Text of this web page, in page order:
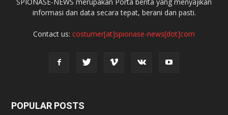
informasi dan data secara tepat, berani dan pasti.
Contact us: costumer[at]spionase-news[dot]com
POPULAR POSTS